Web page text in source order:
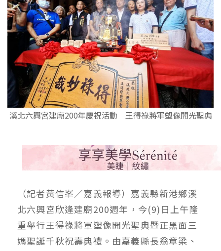
溪北六興宮建廟200年慶祝活動 王得祿將軍塑像開光聖典
（記者黃信峯／嘉義報導）嘉義縣新港鄉溪
北六興宮欣逢建廟200週年，今(9)日上午隆
重舉行王得祿將軍塑像開光聖典暨正黑面三
媽聖誕千秋祝壽典禮。由嘉義縣長翁章梁、